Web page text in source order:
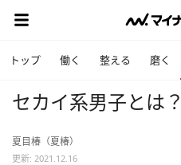
トップ 働く 整える 磨く
セカイ系男子とは
夏目椿（夏椿）
更新: 2021.12.16